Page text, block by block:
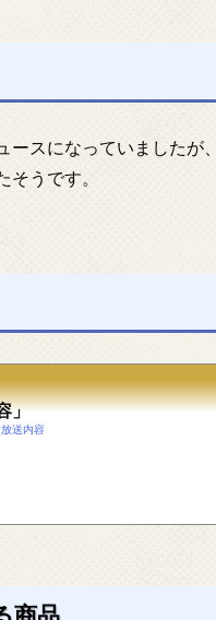
ースになっていましたが
うです。
」
送内容
商品